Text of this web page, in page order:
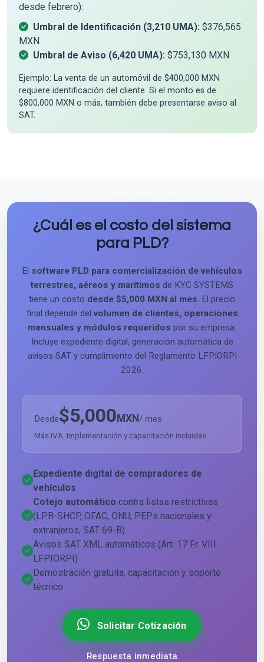
desde febrero):
Umbral de Identificación (3,210 UMA): $376,565
MXN
Umbral de Aviso (6,420 UMA): $753,130 MXN
Ejemplo: La venta de un automóvil de $400,000 MXN
requiere identificación del cliente. Si el monto es de
$800,000 MXN o más, también debe presentarse aviso al
SAT.
¿Cuál es el costo del sistema
para PLD?
El software PLD para comercialización de vehículos
terrestres, aéreos y marítimos de KYC SYSTEMS
tiene un costo desde $5,000 MXN al mes . El precio
final depende delvolumen de clientes, operaciones
mensuales y módulos requeridos por su empresa.
Incluye expediente digital, generación automática de
avisos SAT y cumplimiento del Reglamento LFPIORPI
2026.
Desde$5,000MXN/ mes
Más IVA. Implementación y capacitación incluidas.
Expediente digital de compradores de
vehículos
Cotejo automático contra listas restrictivas
(LPB-SHCP, OFAC, ONU, PEPs nacionales y
extranjeros, SAT 69-B)
Avisos SAT XML automáticos (Art. 17 Fr. VIII
LFPIORPI)
Demostración gratuita, capacitación y soporte
técnico
Solicitar Cotización
Respuesta inmediata